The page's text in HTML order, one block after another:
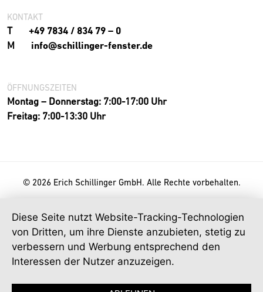
KONTAKT
T
+49 7834 / 834 79 – 0
M
info@schillinger-fenster.de
ÖFFNUNGSZEITEN
Montag – Donnerstag: 7:00-17:00 Uhr
Freitag: 7:00-13:30 Uhr
© 2026 Erich Schillinger GmbH. Alle Rechte vorbehalten.
Diese Seite nutzt Website-Tracking-Technologien
von Dritten, um ihre Dienste anzubieten, stetig zu
verbessern und Werbung entsprechend den
Interessen der Nutzer anzuzeigen.